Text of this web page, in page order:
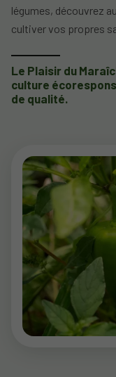
légumes, découvrez
cultiver vos propres
Le Plaisir du
culture
de qualité.